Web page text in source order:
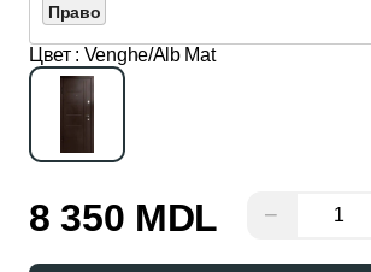
Право
Цвет : Venghe/Alb Mat
8 350 MDL −